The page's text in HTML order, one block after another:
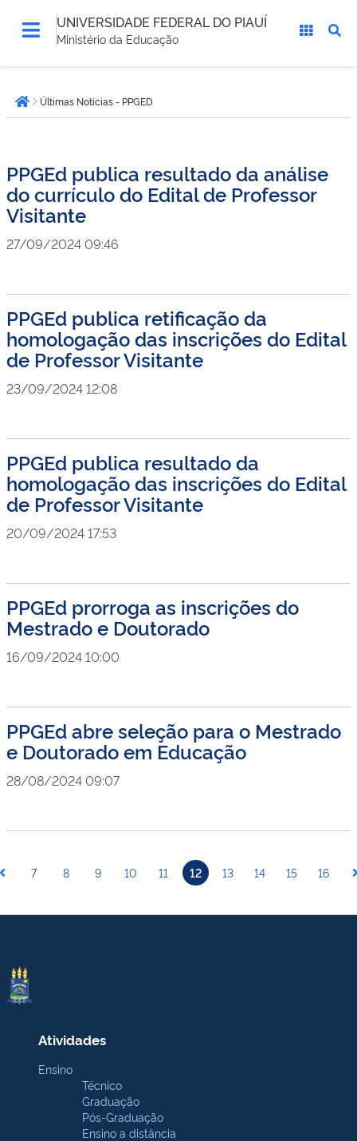
UNIVERSIDADE FEDERAL DO PIAUÍ
Ministério da Educação
está
aqui:Página inicial
Últimas Notícias - PPGED
PPGEd publica resultado da análise
do currículo do Edital de Professor
Visitante
27/09/2024 09:46
PPGEd publica retificação da
homologação das inscrições do Edital
de Professor Visitante
23/09/2024 12:08
PPGEd publica resultado da
homologação das inscrições do Edital
de Professor Visitante
20/09/2024 17:53
PPGEd prorroga as inscrições do
Mestrado e Doutorado
16/09/2024 10:00
PPGEd abre seleção para o Mestrado
e Doutorado em Educação
28/08/2024 09:07
7 8 9 10 11 12 13 14 15 16
Atividades
Ensino
Técnico
Graduação
Pós-Graduação
Ensino a distância